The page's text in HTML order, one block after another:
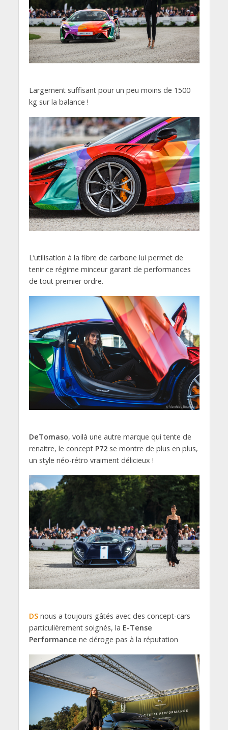
Largement suffisant pour un peu moins de 1500
kg sur la balance !
L’utilisation à la fibre de carbone lui permet de
tenir ce régime minceur garant de performances
de tout premier ordre.
DeTomaso, voilà une autre marque qui tente de
renaitre, le concept P72se montre de plus en plus,
un style néo-rétro vraiment délicieux !
DSnous a toujours gâtés avec des concept-cars
particulièrement soignés, la E-Tense
Performance ne déroge pas à la réputation